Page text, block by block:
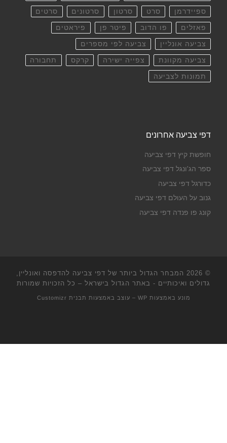
ספיידרמן סרט סרטון סרטונים סרטים
פאזלים פו הדוב פיטר פן פיראטים
צביעה אונליין צביעה לפי מספרים
צביעה מקוונת צפייה ישירה קרקס תחבורה
תמונות לצביעה
דפי צביעה אחרונים
חופשת קיץ דפי צביעה
ספר הג'ונגל דפי צביעה
כדורגל דפי צביעה
גנוב על העולם דפי צביעה
קונג פו פנדה דפי צביעה
© 2026
המבחר הגדול ביותר של דפי צביעה להדפסה ואונליין,
גדולים ואיכותיים - באתר הגדול בישראל – כל הזכויות שמורות
מונע באמצעות WP – עוצב באמצעות תבנית Customizr